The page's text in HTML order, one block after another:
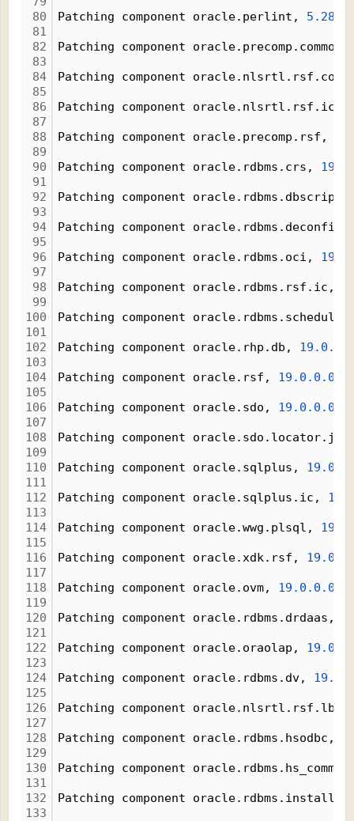
80
81
82
83
84
85
86
87
88
89
90
91
92
93
94
95
96
97
98
99
100
101
102
103
104
105
106
107
108
109
110
111
112
113
114
115
116
117
118
119
120
121
122
123
124
125
126
127
128
129
130
131
132
133
Patching component oracle.perlint,
Patching component
Patching component
Patching component oracle.nlsrtl.rsf.ic,
Patching component oracle.precomp.rsf,
Patching component oracle.rdbms.crs,
Patching component
Patching component
Patching component oracle.rdbms.oci,
Patching component oracle.rdbms.rsf.ic,
Patching component
Patching component oracle.rhp.db,
Patching component oracle.rsf,
Patching component oracle.sdo,
Patching component
Patching component oracle.sqlplus,
Patching component oracle.sqlplus.ic,
Patching component oracle.wwg.plsql,
Patching component oracle.xdk.rsf,
Patching component oracle.ovm,
Patching component oracle.rdbms.drdaas,
Patching component oracle.oraolap,
Patching component oracle.rdbms.dv,
Patching component
Patching component oracle.rdbms.hsodbc,
Patching component
Patching component